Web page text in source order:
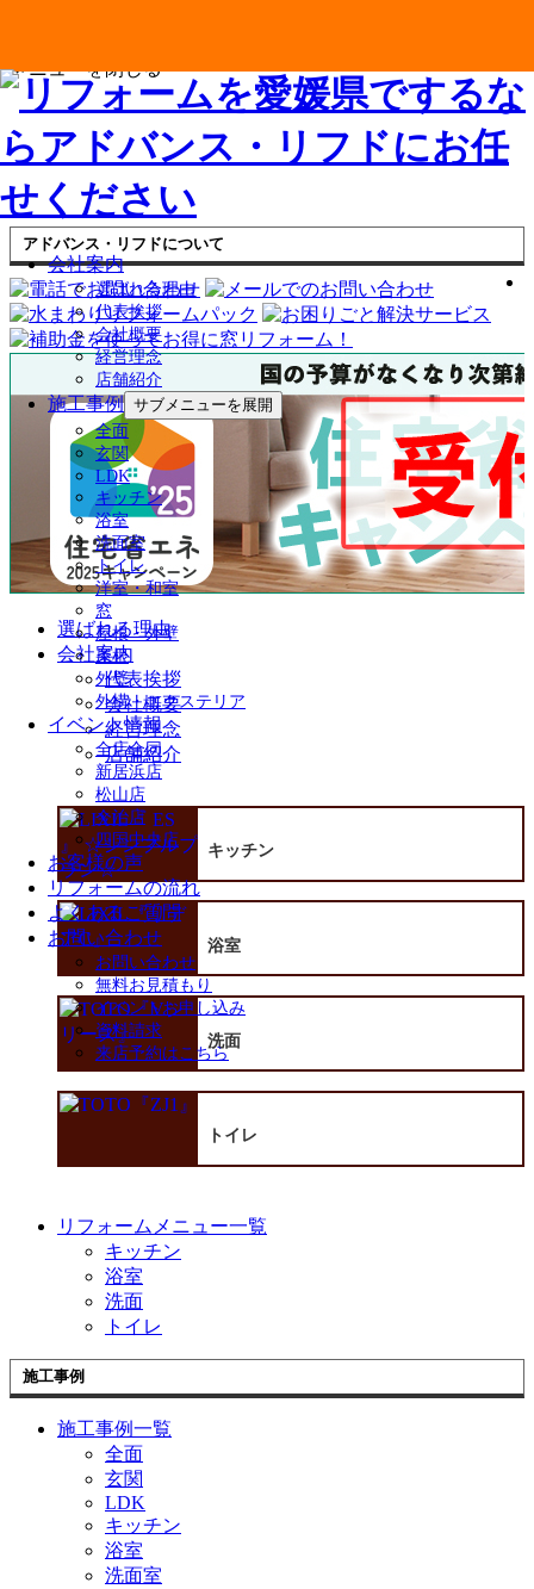
会社案内
選ばれる理由
代表挨拶
会社概要
経営理念
店舗紹介
施工事例 サブメニューを展開
全面
玄関
LDK
キッチン
浴室
洗面室
トイレ
洋室・和室
窓
屋根・外壁
屋根
外壁
外構・エクステリア
イベント情報
全店合同
新居浜店
松山店
今治店
四国中央店
お客様の声
リフォームの流れ
よくあるご質問
お問い合わせ
お問い合わせ
無料お見積もり
イベントお申し込み
資料請求
来店予約はこちら
メニューを閉じる
アドバンス・リフドについて
選ばれる理由
会社案内
代表挨拶
会社概要
経営理念
店舗紹介
キッチン
浴室
洗面
トイレ
リフォームメニュー一覧
キッチン
浴室
洗面
トイレ
施工事例
施工事例一覧
全面
玄関
LDK
キッチン
浴室
洗面室